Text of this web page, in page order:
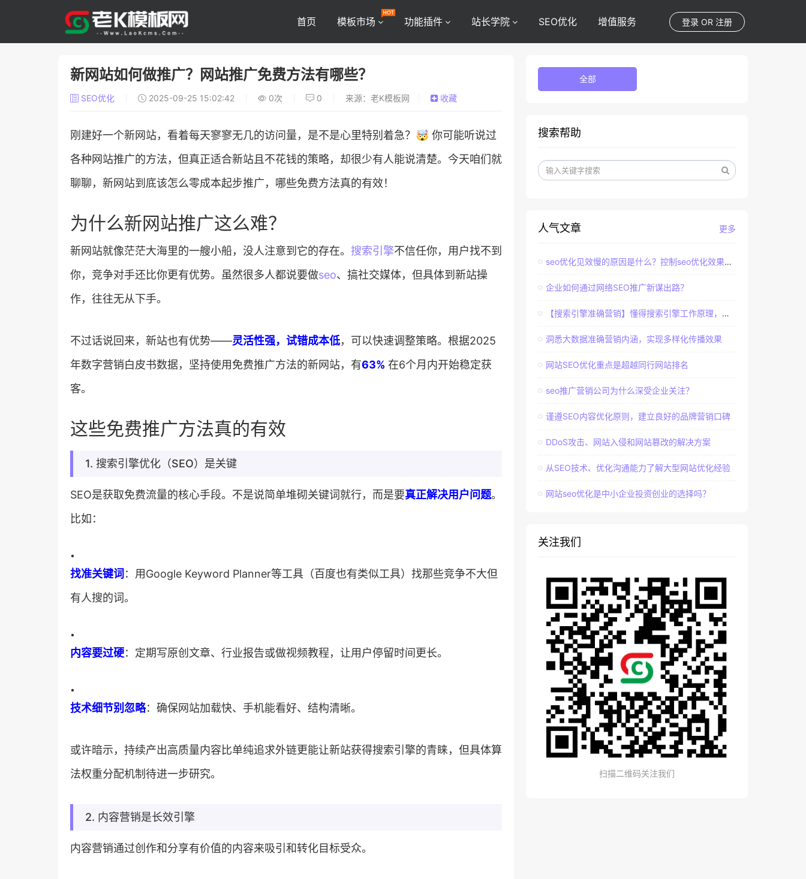
登录 OR 注册
首页 模板市场 功能插件 站长学院 SEO优化 增值服务
新网站如何做推广？网站推广免费方法有哪些？
SEO优化 2025-09-25 15:02:42 0次 0 来源：老K模板网 收藏
刚建好一个新网站，看着每天寥寥无几的访问量，是不是心里特别着急？🤯 你可能听说过
各种网站推广的方法，但真正适合新站且不花钱的策略，却很少有人能说清楚。今天咱们就
聊聊，新网站到底该怎么零成本起步推广，哪些免费方法真的有效！
为什么新网站推广这么难？
新网站就像茫茫大海里的一艘小船，没人注意到它的存在。 搜索引擎不信任你，用户找不到
你，竞争对手还比你更有优势。虽然很多人都说要做seo、搞社交媒体，但具体到新站操
作，往往无从下手。
不过话说回来，新站也有优势——​​灵活性强，试错成本低​​，可以快速调整策略。根据2025
年数字营销白皮书数据，坚持使用免费推广方法的新网站，有​​63%​ ​ 在6个月内开始稳定获
客。
这些免费推广方法真的有效
1. 搜索引擎优化（SEO）是关键
SEO是获取免费流量的核心手段。不是说简单堆砌关键词就行，而是要​​真正解决用户问题​​。
比如：
•
​找准关键词​ ​：用Google Keyword Planner等工具（百度也有类似工具）找那些竞争不大但
有人搜的词。
•
​内容要过硬​​：定期写原创文章、行业报告或做视频教程，让用户停留时间更长。
•
​技术细节别忽略​​：确保网站加载快、手机能看好、结构清晰。
或许暗示，持续产出高质量内容比单纯追求外链更能让新站获得搜索引擎的青睐，但具体算
法权重分配机制待进一步研究。
2. 内容营销是长效引擎
内容营销通过创作和分享有价值的内容来吸引和转化目标受众。
全部
搜索帮助
更多
人气文章
seo优化见效慢的原因是什么？控制seo优化效果的直接因素
企业如何通过网络SEO推广新谋出路？
【搜索引擎准确营销】懂得搜索引擎工作原理，建立准确客户群体
洞悉大数据准确营销内涵，实现多样化传播效果
网站SEO优化重点是超越同行网站排名
seo推广营销公司为什么深受企业关注？
谨遵SEO内容优化原则，建立良好的品牌营销口碑
DDoS攻击、网站入侵和网站篡改的解决方案
从SEO技术、优化沟通能力了解大型网站优化经验
网站seo优化是中小企业投资创业的选择吗？
关注我们
扫描二维码关注我们